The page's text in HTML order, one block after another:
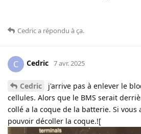
Cedrica répondu à ça.
C Cedric 7 avr. 2025
Cedric
j'arrive pas à enlever le
cellules. Alors que le BMS serait
collé a la coque de la batterie. Si vous
pouvoir décoller la coque.![